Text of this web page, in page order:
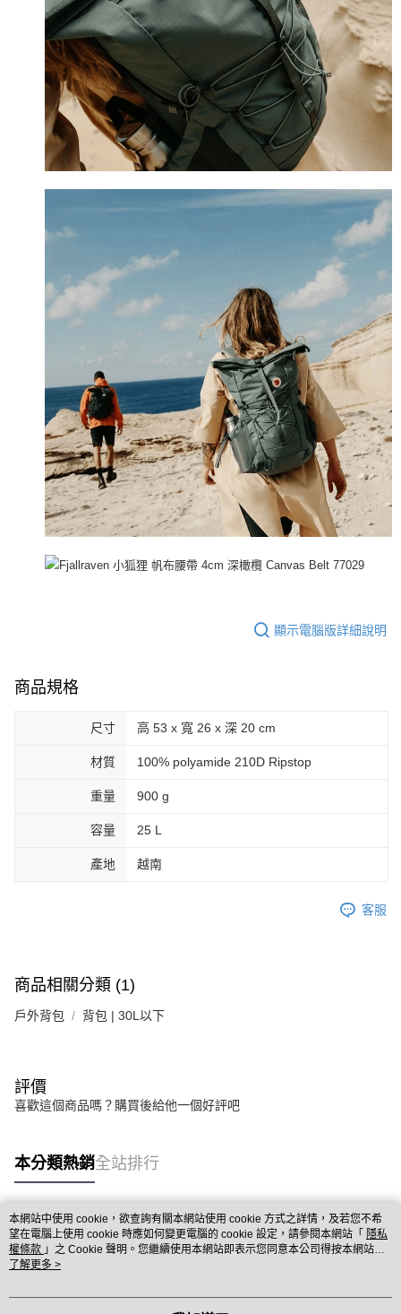
顯示電腦版詳細說明
商品規格
尺寸 高 53 x 寬 26 x 深 20 cm
材質 100% polyamide 210D Ripstop
重量 900 g
容量 25 L
產地 越南
客服
商品相關分類 (1)
戶外背包 背包 | 30L以下
評價
喜歡這個商品嗎？購買後給他一個好評吧
本分類熱銷全站排行
熱門標籤
本網站中使用 cookie，欲查詢有關本網站使用 cookie 方式之詳情，及若您不希
望在電腦上使用 cookie 時應如何變更電腦的 cookie 設定，請參閱本網站「 隱私
權條款 」之 Cookie 聲明。您繼續使用本網站即表示您同意本公司得按本網站使
用條款之 Cookie 聲明使用 cookie。
了解更多 >